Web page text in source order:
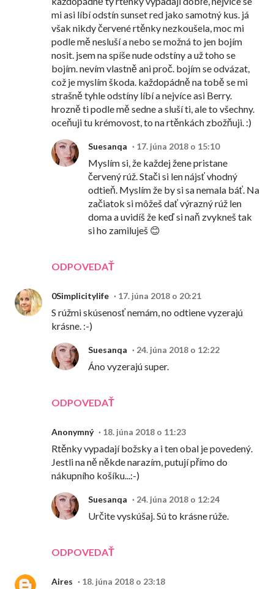
mi asi líbí odstín sunset red jako samotný kus. já
však nikdy červené rtěnky nezkoušela, moc mi
podle mě nesluší a nebo se možná to jen bojím
nosit. jsem na spíše nude odstíny a už toho se
bojím. nevím vlastně ani proč. bojím se odvázat,
což je myslím škoda. každopádně na tobě se mi
strašně tyhle odstíny líbí a nejvíce asi Berry.
hrozně ti podle mě sedne a sluší ti, ale to všechny.
oceňuji tu krémovost, to na rtěnkách zbožňuji. :)
ODPOVEDAŤ
Suesanqa 17. júna 2018 o 15:10
Myslím si, že každej žene pristane
červený rúž. Stači si len nájsť vhodný
odtieň. Myslím že by si sa nemala báť. Na
začiatok si môžeš dať výrazný rúž len
doma a uvidíš že keď si naň zvykneš tak
si ho zamiluješ 😊
0Simplicitylife 17. júna 2018 o 20:21
S rúžmi skúsenosť nemám, no odtiene vyzerajú
krásne. :-)
ODPOVEDAŤ
Suesanqa 24. júna 2018 o 12:22
Áno vyzerajú super.
Anonymný 18. júna 2018 o 11:23
Rtěnky vypadají božsky a i ten obal je povedený.
Jestli na ně někde narazím, putují přímo do
nákupního košíku...:-)
ODPOVEDAŤ
Suesanqa 24. júna 2018 o 12:24
Určite vyskúšaj. Sú to krásne rúže.
Aires 18. júna 2018 o 23:18